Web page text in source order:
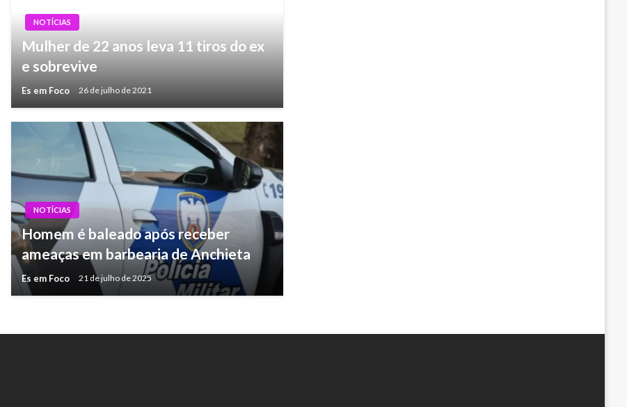
NOTÍCIAS
Mulher de 22 anos leva 11 tiros do ex
e sobrevive
Es em Foco 26 de julho de 2021
NOTÍCIAS
Homem é baleado após receber
ameaças em barbearia de Anchieta
Es em Foco 21 de julho de 2025